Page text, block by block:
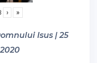
› »
Isus | 25